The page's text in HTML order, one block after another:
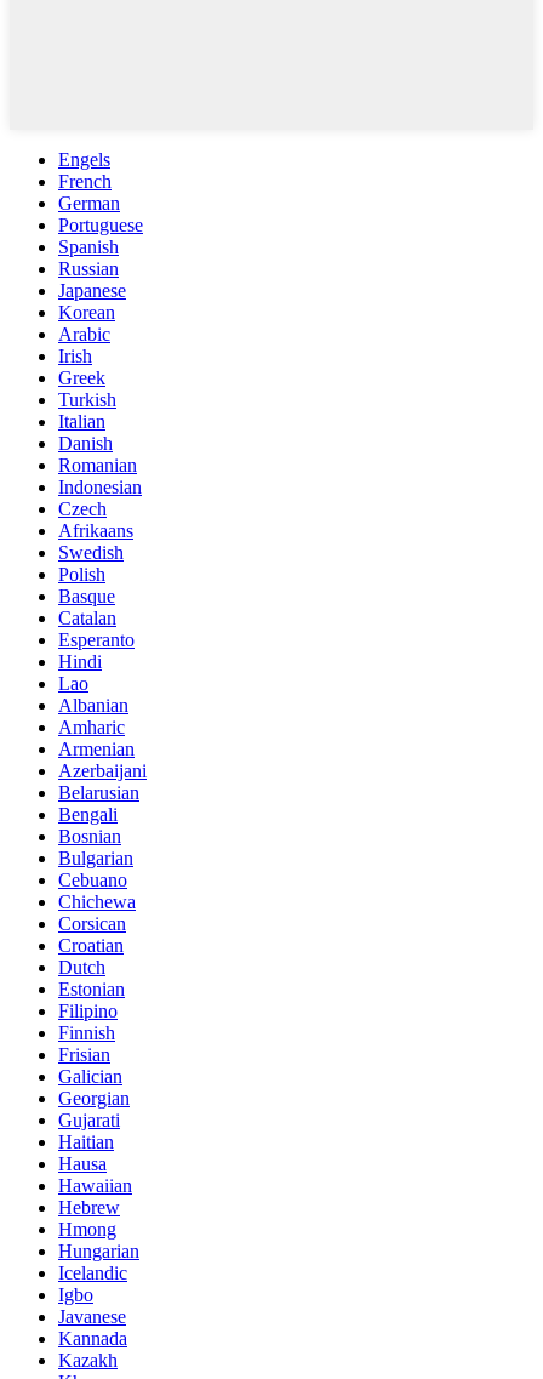
Engels
French
German
Portuguese
Spanish
Russian
Japanese
Korean
Arabic
Irish
Greek
Turkish
Italian
Danish
Romanian
Indonesian
Czech
Afrikaans
Swedish
Polish
Basque
Catalan
Esperanto
Hindi
Lao
Albanian
Amharic
Armenian
Azerbaijani
Belarusian
Bengali
Bosnian
Bulgarian
Cebuano
Chichewa
Corsican
Croatian
Dutch
Estonian
Filipino
Finnish
Frisian
Galician
Georgian
Gujarati
Haitian
Hausa
Hawaiian
Hebrew
Hmong
Hungarian
Icelandic
Igbo
Javanese
Kannada
Kazakh